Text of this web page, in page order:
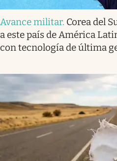
Avance militar. Corea del
a este país de América
con tecnología de última